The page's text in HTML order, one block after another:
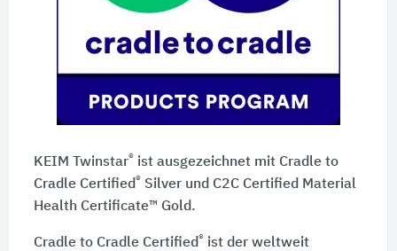
KEIM Twinstar® ist ausgezeichnet mit Cradle to
Cradle Certified® Silver und C2C Certified Material
Health Certificate™ Gold.
Cradle to Cradle Certified® ist der weltweit